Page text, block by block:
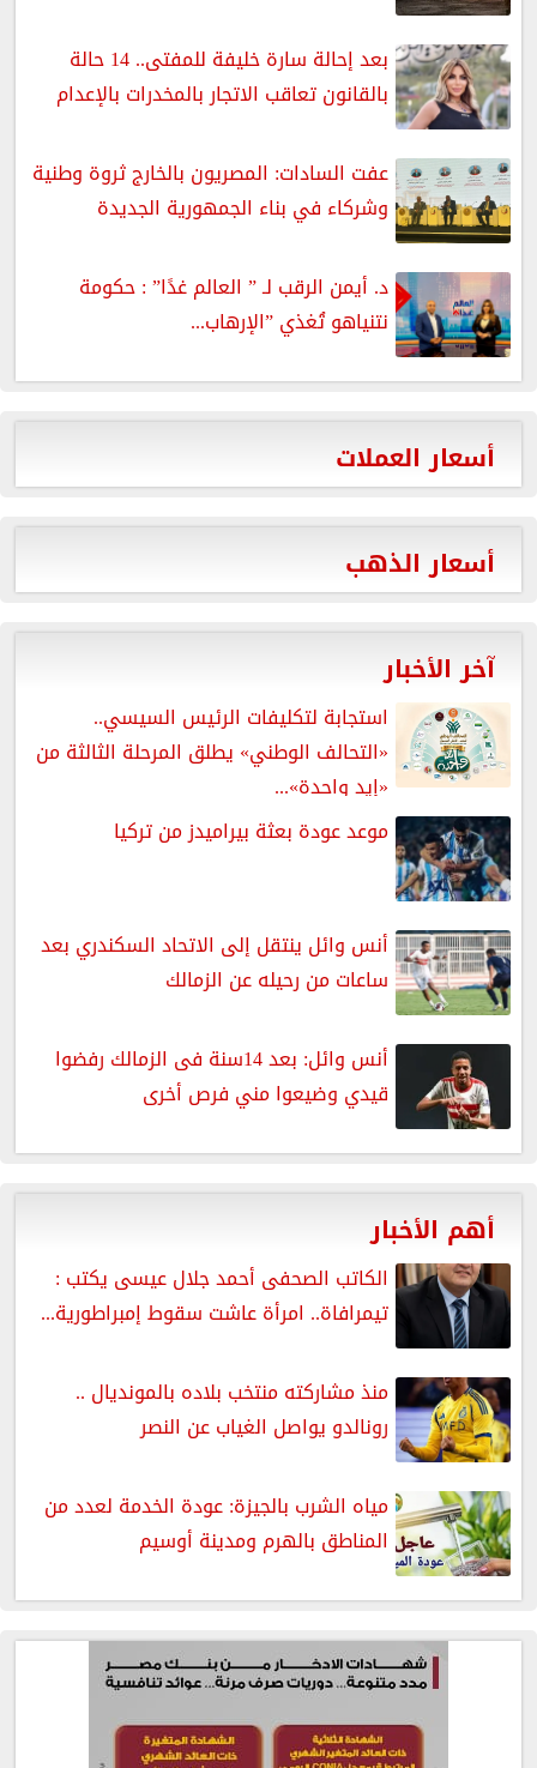
بعد إحالة سارة خليفة للمفتى.. 14 حالة
بالقانون تعاقب الاتجار بالمخدرات بالإعدام
عفت السادات: المصريون بالخارج ثروة وطنية
وشركاء في بناء الجمهورية الجديدة
د. أيمن الرقب لـ ” العالم غدًا” : حكومة
نتنياهو تُغذي ”الإرهاب...
أسعار العملات
أسعار الذهب
آخر الأخبار
استجابة لتكليفات الرئيس السيسي..
«التحالف الوطني» يطلق المرحلة الثالثة من
«إيد واحدة»...
موعد عودة بعثة بيراميدز من تركيا
أنس وائل ينتقل إلى الاتحاد السكندري بعد
ساعات من رحيله عن الزمالك
أنس وائل: بعد 14سنة فى الزمالك رفضوا
قيدي وضيعوا مني فرص أخرى
أهم الأخبار
الكاتب الصحفى أحمد جلال عيسى يكتب :
تيمرافاة.. امرأة عاشت سقوط إمبراطورية...
منذ مشاركته منتخب بلاده بالمونديال ..
رونالدو يواصل الغياب عن النصر
مياه الشرب بالجيزة: عودة الخدمة لعدد من
المناطق بالهرم ومدينة أوسيم